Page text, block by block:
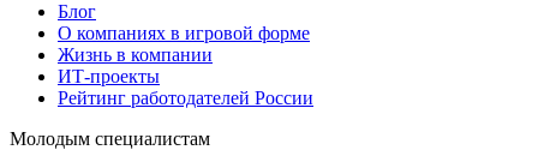
Блог
О компаниях в игровой форме
Жизнь в компании
ИТ-проекты
Рейтинг работодателей России
Молодым специалистам